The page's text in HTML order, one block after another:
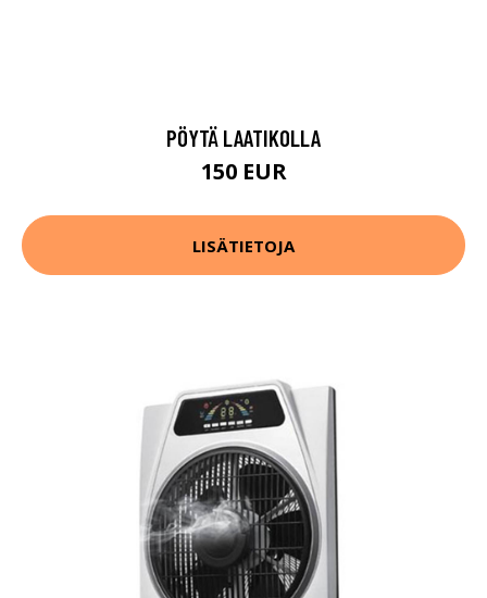
PÖYTÄ LAATIKOLLA
150 EUR
LISÄTIETOJA